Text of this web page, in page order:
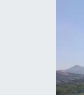
POLİTİKA
SAĞLIK